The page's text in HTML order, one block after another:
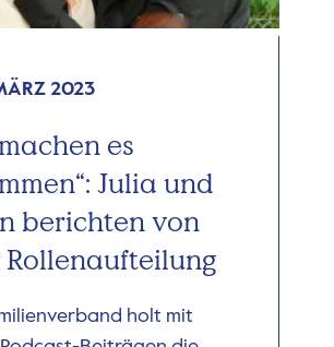
2023
es
Julia und
berichten von
holt mit